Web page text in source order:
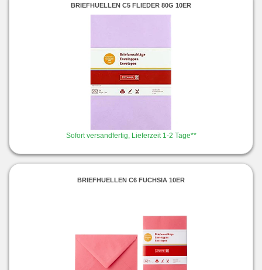
BRIEFHUELLEN C5 FLIEDER 80G 10ER
Sofort versandfertig, Lieferzeit 1-2 Tage**
BRIEFHUELLEN C6 FUCHSIA 10ER